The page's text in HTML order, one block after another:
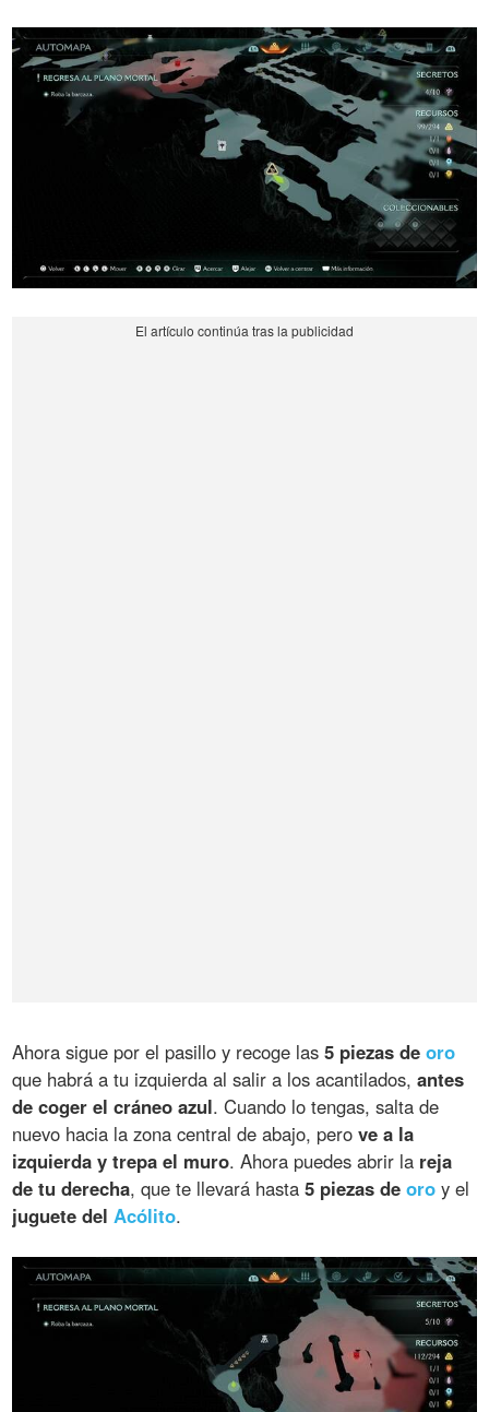
Ahora sigue por el pasillo y recoge las5 piezas deoro
que habrá a tu izquierda al salir a los acantilados,antes
de coger el cráneo azul. Cuando lo tengas, salta de
nuevo hacia la zona central de abajo, perove a la
izquierda y trepa el muro. Ahora puedes abrir la reja
de tu derecha, que te llevará hasta5 piezas deoro y el
juguete delAcólito.